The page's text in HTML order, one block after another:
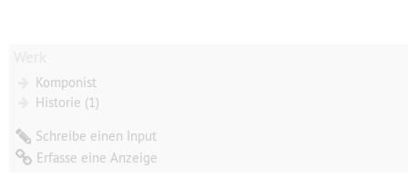
Komponist
Historie (1)
Schreibe einen Input
Erfasse eine Anzeige